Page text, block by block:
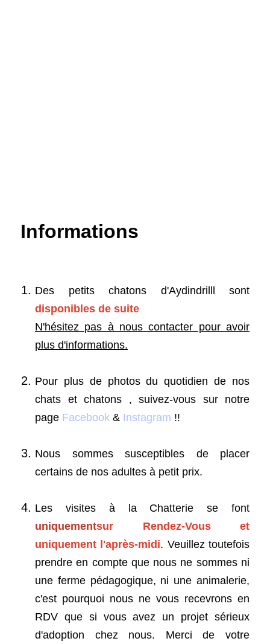
Informations
Des petits chatons d'Aydindrilll sont
disponibles de suite
N'hésitez pas à nous contacter pour avoir
plus d'informations.
Pour plus de photos du quotidien de nos
chats et chatons , suivez-vous sur notre
page Facebook & Instagram !!
Nous sommes susceptibles de placer
certains de nos adultes à petit prix.
Les visites à la Chatterie se font
uniquementsur Rendez-Vous et
uniquement l'après-midi. Veuillez toutefois
prendre en compte que nous ne sommes ni
une ferme pédagogique, ni une animalerie,
c'est pourquoi nous ne vous recevrons en
RDV que si vous avez un projet sérieux
d'adoption chez nous. Merci de votre